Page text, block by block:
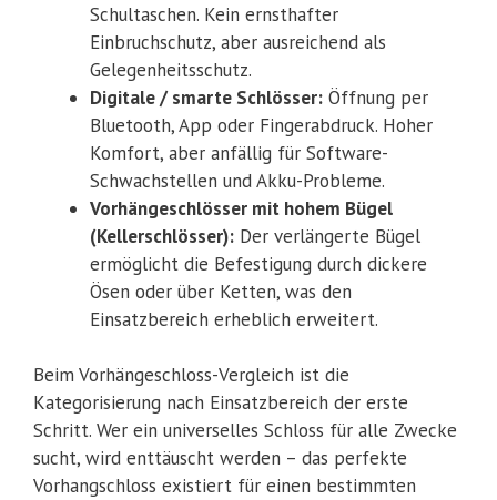
Schultaschen. Kein ernsthafter
Einbruchschutz, aber ausreichend als
Gelegenheitsschutz.
Digitale / smarte Schlösser: Öffnung per
Bluetooth, App oder Fingerabdruck. Hoher
Komfort, aber anfällig für Software-
Schwachstellen und Akku-Probleme.
Vorhängeschlösser mit hohem Bügel
(Kellerschlösser): Der verlängerte Bügel
ermöglicht die Befestigung durch dickere
Ösen oder über Ketten, was den
Einsatzbereich erheblich erweitert.
Beim Vorhängeschloss-Vergleich ist die
Kategorisierung nach Einsatzbereich der erste
Schritt. Wer ein universelles Schloss für alle Zwecke
sucht, wird enttäuscht werden – das perfekte
Vorhangschloss existiert für einen bestimmten